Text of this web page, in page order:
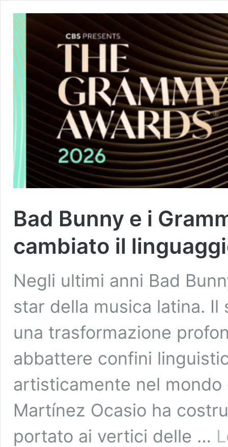
Bad Bunny e i
cambiato il
Negli ultimi anni Bad
star della musica latina.
una trasformazione
abbattere confini
artisticamente nel
Martínez Ocasio ha
portato ai vertici delle …